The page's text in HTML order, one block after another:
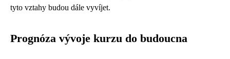
tyto vztahy budou dále vyvíjet.
Prognóza vývoje kurzu do budoucna